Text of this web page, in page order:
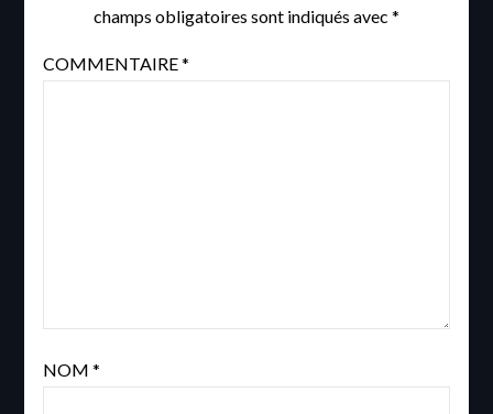
champs obligatoires sont indiqués avec *
COMMENTAIRE*
NOM *